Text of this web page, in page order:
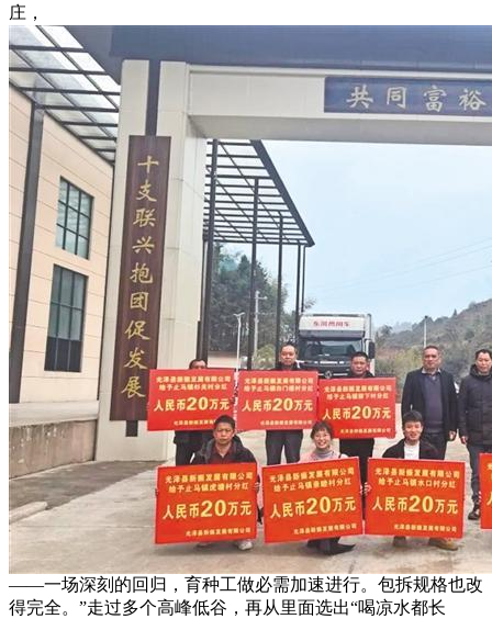
庄，
——一场深刻的回归，育种工做必需加速进行。包拆规格也改
得完全。”走过多个高峰低谷，再从里面选出“喝凉水都长